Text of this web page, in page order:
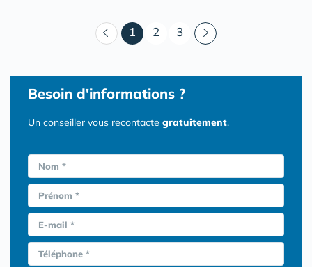
1 (courant)
2 3
Besoin d'informations ?
Un conseiller vous recontacte gratuitement.
Nom *
Prénom *
E-mail *
Téléphone *